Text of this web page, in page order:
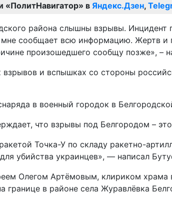
«ПолитНавигатор» в Яндекс.Дзен,
района слышны взрывы.
сообщает всю информацию. Жертв и
произошедшего сообщу позже», –
и вспышках со стороны
в военный городок в
что взрывы под Белгородом –
Точка-У по складу ракетно-
убийства украинцев», — написал
Олегом Артёмовым, клириком
границе в районе села Журавлёвка